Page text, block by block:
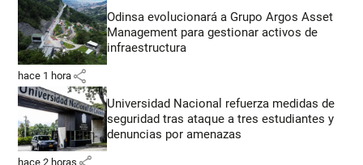
Odinsa evolucionará a Grupo Argos Asset
Management para gestionar activos de
infraestructura
hace 1 hora share
Universidad Nacional refuerza medidas de
seguridad tras ataque a tres estudiantes y
denuncias por amenazas
hace 2 horas